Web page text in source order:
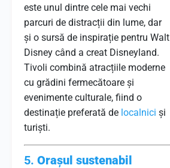
este unul dintre cele mai vechi
parcuri de distracții din lume, dar
și o sursă de inspirație pentru Walt
Disney când a creat Disneyland.
Tivoli combină atracțiile moderne
cu grădini fermecătoare și
evenimente culturale, fiind o
destinație preferată de localnici și
turiști.
5. Orașul sustenabil